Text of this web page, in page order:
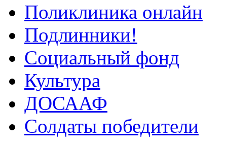
Поликлиника онлайн
Подлинники!
Социальный фонд
Культура
ДОСААФ
Солдаты победители